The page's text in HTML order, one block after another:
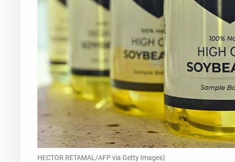
HECTOR RETAMAL/AFP via Getty Images)